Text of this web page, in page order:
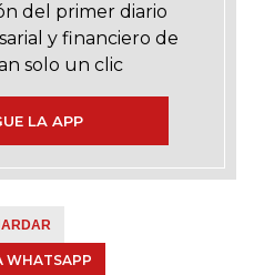
del primer diario
y financiero de
solo un clic
LA APP
WHATSAPP